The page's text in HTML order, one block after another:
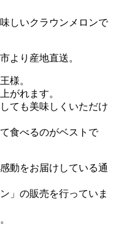
しいクラウンメロンで
より産地直送。
様。
がれます。
ても美味しくいただけ
食べるのがベストで
動をお届けしている通
」の販売を行っていま